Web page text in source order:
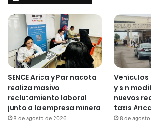
SENCE Arica y Parinacota
realiza masivo
reclutamiento laboral
junto a la empresa minera
8 de agosto de 2026
Vehículos
y sin
nuevos
taxis
8 de